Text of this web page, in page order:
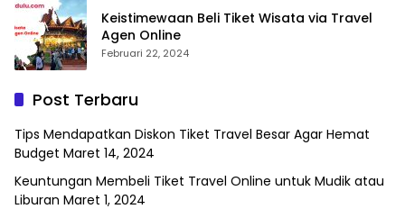
Keistimewaan Beli Tiket Wisata via Travel
Agen Online
Februari 22, 2024
Post Terbaru
Tips Mendapatkan Diskon Tiket Travel Besar Agar Hemat
Budget Maret 14, 2024
Keuntungan Membeli Tiket Travel Online untuk Mudik atau
Liburan Maret 1, 2024